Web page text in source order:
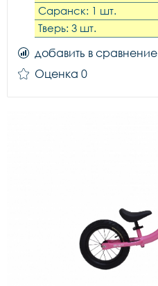
Саранск: 1 шт.
Тверь: 3 шт.
добавить в сравнение
Оценка 0